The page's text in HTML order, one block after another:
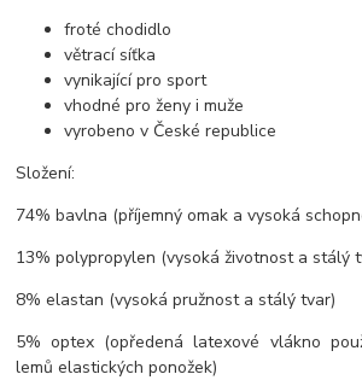
froté chodidlo
větrací síťka
vynikající pro sport
vhodné pro ženy i muže
vyrobeno v České republice
Složení:
74% bavlna (příjemný omak a vysoká
13% polypropylen (vysoká životnost a stálý
8% elastan (vysoká pružnost a stálý tvar)
5% optex (opředená latexové vlákno
lemů elastických ponožek)